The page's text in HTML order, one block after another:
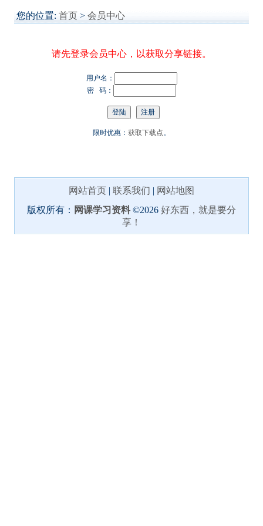
您的位置: 首页 > 会员中心
请先登录会员中心，以获取分享链接。
用户名：
密 码：
限时优惠： 获取下载点。
网站首页 | 联系我们 | 网站地图
版权所有： 网课学习资料©2026 好东西，就是要分
享！